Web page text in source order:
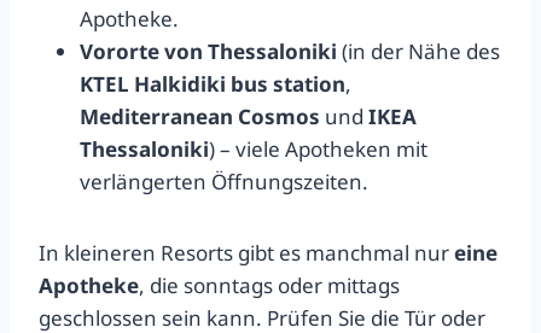
Apotheke.
Vororte von Thessaloniki (in der Nähe des
KTEL Halkidiki bus station,
Mediterranean Cosmos und IKEA
Thessaloniki) – viele Apotheken mit
verlängerten Öffnungszeiten.
In kleineren Resorts gibt es manchmal nureine
Apotheke, die sonntags oder mittags
geschlossen sein kann. Prüfen Sie die Tür oder